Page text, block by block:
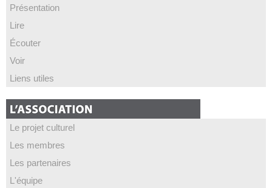
Présentation
Lire
Écouter
Voir
Liens utiles
Le projet culturel
Les membres
Les partenaires
L'équipe